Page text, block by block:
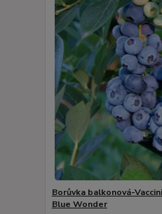
Borůvka balkonová-
Blue Wonder